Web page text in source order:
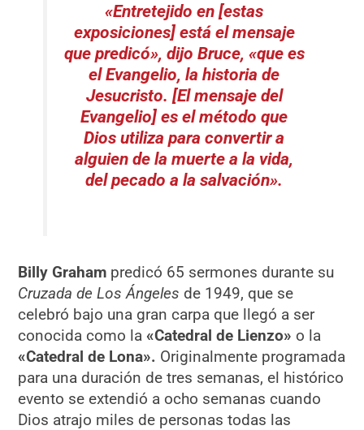
«Entretejido en [estas
exposiciones] está el mensaje
que predicó», dijo Bruce, «que es
el Evangelio, la historia de
Jesucristo. [El mensaje del
Evangelio] es el método que
Dios utiliza para convertir a
alguien de la muerte a la vida,
del pecado a la salvación».
Billy Graham predicó 65 sermones durante su
Cruzada de Los Ángeles de 1949, que se
celebró bajo una gran carpa que llegó a ser
conocida como la «Catedral de Lienzo» o la
«Catedral de Lona». Originalmente programada
para una duración de tres semanas, el histórico
evento se extendió a ocho semanas cuando
Dios atrajo miles de personas todas las